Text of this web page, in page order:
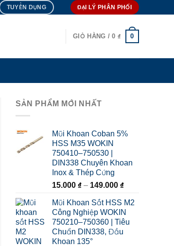
TUYỂN DỤNG ĐẠI LÝ PHÂN PHỐI
GIỎ HÀNG /0 ₫ 0
SẢN PHẨM MỚI NHẤT
Mũi Khoan Coban 5%
HSS M35 WOKIN
750410–750530 |
DIN338 Chuyên Khoan
Inox & Thép Cứng
15.000 ₫ – 149.000 ₫Khoảng
từ
15.000 ₫
đến
Mũi Khoan Sắt HSS M2
Công Nghiệp WOKIN
750210–750360 | Tiêu
Chuẩn DIN338, Đầu
Khoan 135°